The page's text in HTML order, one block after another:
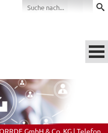
GmbH & Co. KG | Telefon